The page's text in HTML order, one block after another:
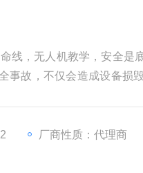
线，无人机教学，安全是
事故，不仅会造成设备损
厂商性质：代理商